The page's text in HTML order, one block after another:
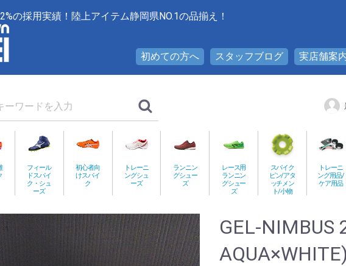
の採用実績！陸上アイテム静岡県NO.1の品揃え！
初めての方へ スタッフブログ 実店舗案
フィール
ドスパイ
ク・シュ
ーズ
初心者向
けスパイ
ク
トレーニ
ングシュ
ーズ
ランニン
グシュー
ズ
レース用
ランニン
グシュー
ズ
スパイク
ピン/アタ
ッチメン
ト/小物
トレーニ
ング用品/
ケア用品
GEL-NIMBUS